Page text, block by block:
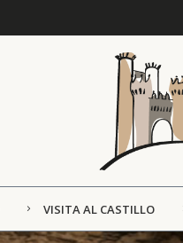
VISITA AL CASTILLO